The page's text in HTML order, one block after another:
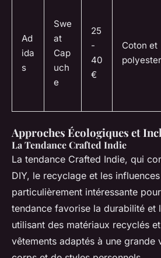
Ad
ida
s
Swe
at
Cap
uch
e
25
-
40
€
Coton et
polyester
Approches Écologiques et
La Tendance Crafted Indie
La tendance Crafted Indie, qui
DIY, le recyclage et les
particulièrement intéressante
tendance favorise la durabilité et
utilisant des matériaux recyclés
vêtements adaptés à une grande